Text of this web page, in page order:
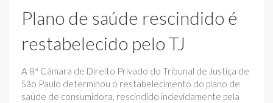
Plano de saúde rescindido é
restabelecido pelo TJ
A 8ª Câmara de Direito Privado do Tribunal de Justiça de
São Paulo determinou o restabelecimento do plano de
saúde de consumidora, rescindido indevidamente pela